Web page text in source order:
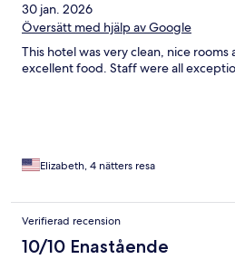
30 jan. 2026
Översätt med hjälp av Google
This hotel was very clean, nice rooms
excellent food. Staff were all
Elizabeth, 4 nätters resa
Verifierad recension
10/10 Enastående